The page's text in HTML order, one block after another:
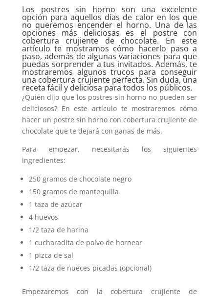
Los postres sin horno son una excelente
opción para aquellos días de calor en los que
no queremos encender el horno. Una de las
opciones más deliciosas es el postre con
cobertura crujiente de chocolate. En este
artículo te mostramos cómo hacerlo paso a
paso, además de algunas variaciones para que
puedas sorprender a tus invitados. Además, te
mostraremos algunos trucos para conseguir
una cobertura crujiente perfecta. Sin duda, una
receta fácil y deliciosa para todos los públicos.
¿Quién dijo que los postres sin horno no pueden ser
deliciosos? En este artículo te mostraremos cómo
hacer un postre sin horno con cobertura crujiente de
chocolate que te dejará con ganas de más.
Para empezar, necesitarás los siguientes
ingredientes:
250 gramos de chocolate negro
150 gramos de mantequilla
1 taza de azúcar
4 huevos
1/2 taza de harina
1 cucharadita de polvo de hornear
1 pizca de sal
1/2 taza de nueces picadas (opcional)
Empezaremos con la cobertura crujiente de